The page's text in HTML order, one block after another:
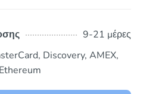
9-21 μέρες
Discovery, AMEX,